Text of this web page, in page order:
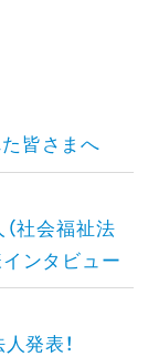
皆さまへ
社会福祉法
インタビュー
発表！